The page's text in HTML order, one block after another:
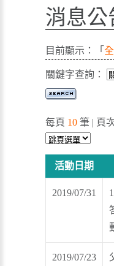
消息公
目前顯示：「
關鍵字查詢：
每頁 10 筆 | 頁
活動日期
2019/07/31
2019/07/23